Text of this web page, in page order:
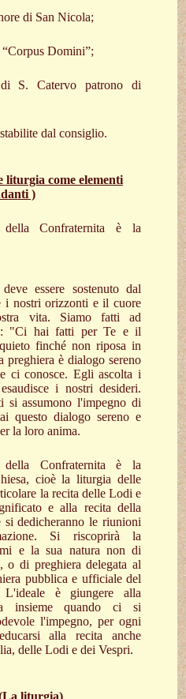
di San Nicola;
Domini”;
S. Catervo patrono di
dal consiglio.
liturgia come elementi
)
Confraternita è la
essere sostenuto dal
i nostri orizzonti e il cuore
vita. Siamo fatti ad
"Ci hai fatti per Te e il
finché non riposa in
è dialogo sereno
ci conosce. Egli ascolta i
i nostri desideri.
si assumono l'impegno di
questo dialogo sereno e
la loro anima.
Confraternita è la
cioè la liturgia delle
la recita delle Lodi e
e alla recita della
dedicheranno le riunioni
Si riscoprirà la
e la sua natura non di
o di preghiera delegata al
pubblica e ufficiale del
è giungere alla
insieme quando ci si
l'impegno, per ogni
alla recita anche
delle Lodi e dei Vespri.
liturgia)